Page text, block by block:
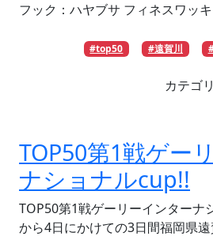
フック：ハヤブサ フィネスワッ
#top50 #遠賀川
カテゴ
TOP50第1戦ゲー
ナショナルcup!!
TOP50第1戦ゲーリーインターナ
から4日にかけての3日間福岡県